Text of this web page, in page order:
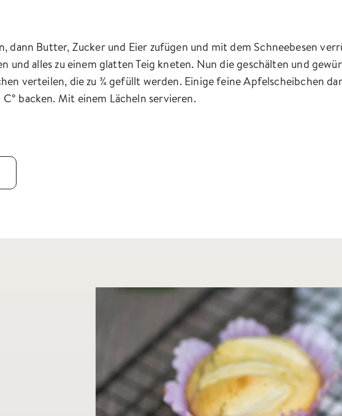
dann Butter, Zucker und Eier zufügen und mit dem Schneebesen
und alles zu einem glatten Teig kneten. Nun die geschälten und
verteilen, die zu ¾ gefüllt werden. Einige feine Apfelscheibchen
backen. Mit einem Lächeln servieren.